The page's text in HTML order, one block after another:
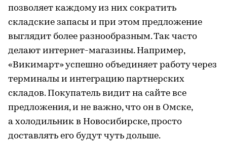
позволяет каждому из них сократить
складские запасы и при этом предложение
выглядит более разнообразным. Так часто
делают интернет-магазины. Например,
«Викимарт» успешно объединяет работу через
терминалы и интеграцию партнерских
складов. Покупатель видит на сайте все
предложения, и не важно, что он в Омске,
а холодильник в Новосибирске, просто
доставлять его будут чуть дольше.